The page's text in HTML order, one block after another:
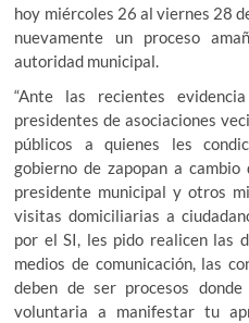
hoy miércoles 26 al viernes 28
nuevamente un proceso
autoridad municipal.
“Ante las recientes
presidentes de asociaciones
públicos a quienes les
gobierno de zapopan a
presidente municipal y otros
visitas domiciliarias a
por el SI, les pido realicen las
medios de comunicación, las
deben de ser procesos
voluntaria a manifestar tu